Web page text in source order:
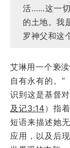
活……这一切
的土地。我
罗神父和这
艾琳用一个亵
自有永有的。
识到这是基督
及记3:14）指
短语来描述她
应用，以及后